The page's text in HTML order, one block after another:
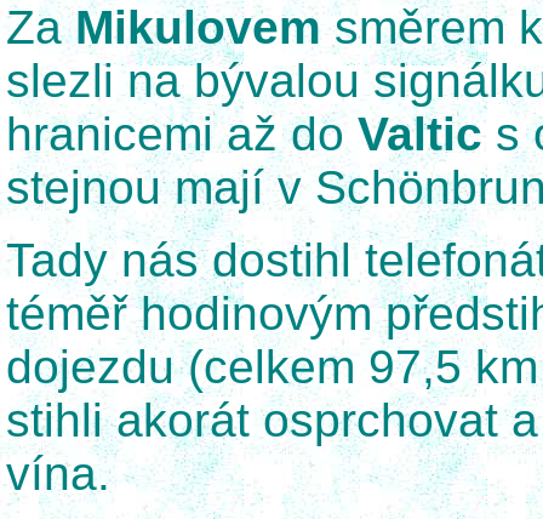
ZaMikulovem směrem
slezli na bývalou
hranicemi až do Valtic s
stejnou mají v
Tady nás dostihl
téměř hodinovým
dojezdu (celkem 97,5
stihli akorát osprchovat
vína.